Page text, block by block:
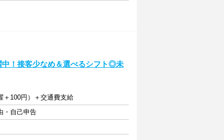
中！接客少なめ＆選べるシフト◎未
＋100円）＋交通費支給
・自己申告